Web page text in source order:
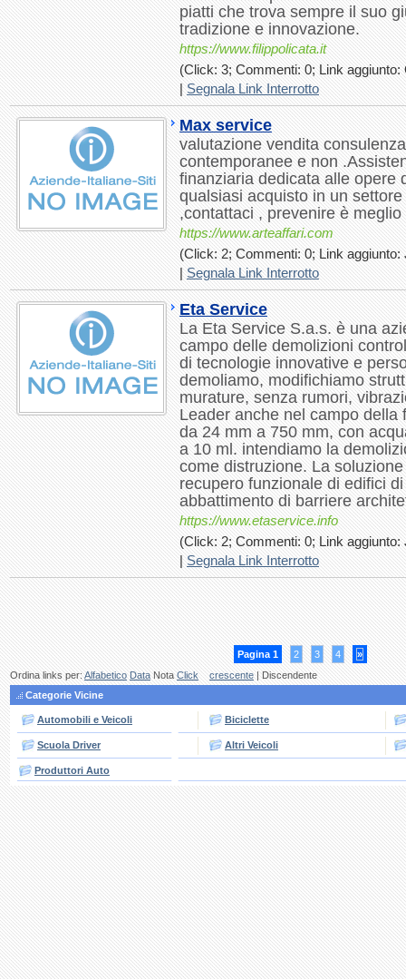
piatti che trova sempre il suo
tradizione e innovazione.
https://www.filippolicata.it
(Click: 3; Commenti: 0; Link aggiunto:
|Segnala Link Interrotto
Max service
valutazione vendita
contemporanee e non
finanziaria dedicata alle opere
qualsiasi acquisto in un
,contattaci , prevenire è
https://www.arteaffari.com
(Click: 2; Commenti: 0; Link aggiunto:
|Segnala Link Interrotto
Eta Service
La Eta Service S.a.s. è una
campo delle demolizioni
di tecnologie innovative e
demoliamo, modifichiamo
murature, senza rumori,
Leader anche nel campo della
da 24 mm a 750 mm, con
a 10 ml. intendiamo la
come distruzione. La
recupero funzionale di edifici
abbattimento di barriere
https://www.etaservice.info
(Click: 2; Commenti: 0; Link aggiunto:
|Segnala Link Interrotto
Pagina 1 2 3 4
»
Ordina links per:Alfabetico DataNotaClick crescente| Discendente
Categorie Vicine
Automobili e Veicoli Biciclette
Scuola Driver Altri Veicoli
Produttori Auto